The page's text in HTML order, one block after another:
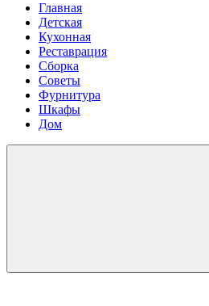
Главная
Детская
Кухонная
Реставрация
Сборка
Советы
Фурнитура
Шкафы
Дом